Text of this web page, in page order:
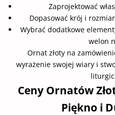
Zaprojektować
Dopasować krój i
Wybrać dodatkowe
welon
Ornat złoty na
wyrażenie swojej wiary i
Ceny Ornatów
Piękno i